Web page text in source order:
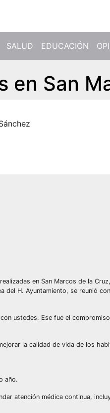
SALUD EDUCACIÓN
en San
en San Marcos de la
H. Ayuntamiento, se reunió
ustedes. Ese fue el
la calidad de vida de los
año.
atención médica continua,